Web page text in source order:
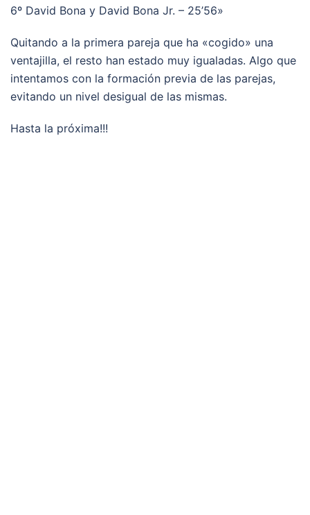
6º David Bona y David Bona Jr. – 25’56»
Quitando a la primera pareja que ha «cogido» una
ventajilla, el resto han estado muy igualadas. Algo que
intentamos con la formación previa de las parejas,
evitando un nivel desigual de las mismas.
Hasta la próxima!!!